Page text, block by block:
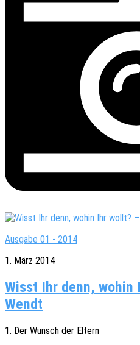
Ausgabe 01 - 2014
1. März 2014
Wisst Ihr denn,
Wendt
1. Der Wunsch der Eltern